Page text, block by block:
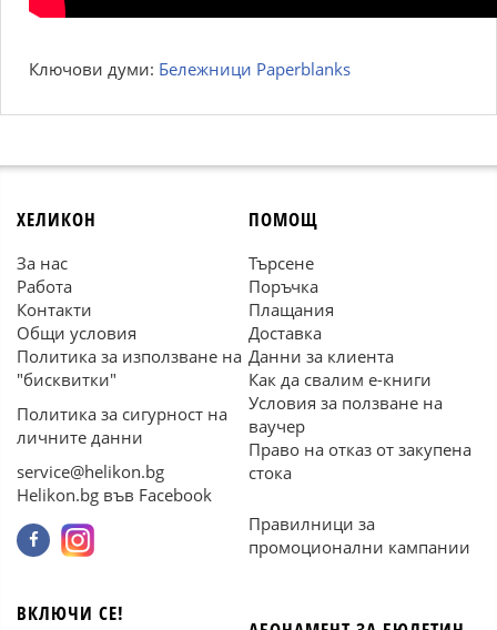
Ключови думи: Бележници Paperblanks
ХЕЛИКОН
За нас
Работа
Контакти
Общи условия
Политика за използване на
"бисквитки"
Политика за сигурност на
личните данни
service@helikon.bg
Helikon.bg във Facebook
ПОМОЩ
Търсене
Поръчка
Плащания
Доставка
Данни за клиента
Как да свалим е-книги
Условия за ползване на
ваучер
Право на отказ от закупена
стока
Правилници за
промоционални кампании
ВКЛЮЧИ СЕ!